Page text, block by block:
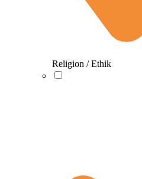
Religion / Ethik